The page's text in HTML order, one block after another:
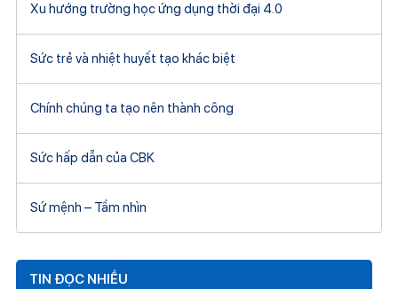
Xu hướng trường học ứng dụng thời đại 4.0
Sức trẻ và nhiệt huyết tạo khác biệt
Chính chúng ta tạo nên thành công
Sức hấp dẫn của CBK
Sứ mệnh – Tầm nhìn
TIN ĐỌC NHIỀU